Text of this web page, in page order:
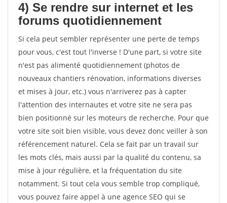
4) Se rendre sur internet et les
forums quotidiennement
Si cela peut sembler représenter une perte de temps
pour vous, c'est tout l'inverse ! D'une part, si votre site
n'est pas alimenté quotidiennement (photos de
nouveaux chantiers rénovation, informations diverses
et mises à jour, etc.) vous n'arriverez pas à capter
l'attention des internautes et votre site ne sera pas
bien positionné sur les moteurs de recherche. Pour que
votre site soit bien visible, vous devez donc veiller à son
référencement naturel. Cela se fait par un travail sur
les mots clés, mais aussi par la qualité du contenu, sa
mise à jour régulière, et la fréquentation du site
notamment. Si tout cela vous semble trop compliqué,
vous pouvez faire appel à une agence SEO qui se